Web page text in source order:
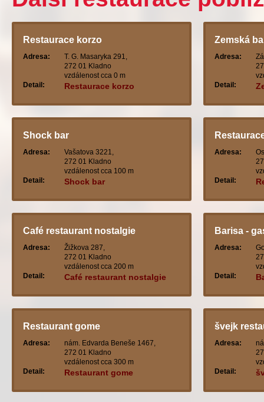
Restaurace korzo
Adresa:
T. G. Masaryka 291,
272 01 Kladno
vzdálenost cca 0 m
Detail:
Restaurace korzo
Zemská
Adresa:
Detail:
Shock bar
Adresa:
Vašatova 3221,
272 01 Kladno
vzdálenost cca 100 m
Detail:
Shock bar
Adresa:
Detail:
Café restaurant nostalgie
Adresa:
Žižkova 287,
272 01 Kladno
vzdálenost cca 200 m
Detail:
Café restaurant nostalgie
Barisa -
Adresa:
Detail:
Restaurant gome
Adresa:
nám. Edvarda Beneše 1467,
272 01 Kladno
vzdálenost cca 300 m
Detail:
Restaurant gome
švejk
Adresa:
Detail: